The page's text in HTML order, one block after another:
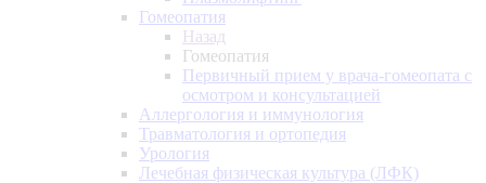
Гомеопатия
Назад
Гомеопатия
Первичный прием у врача-гомеопата с
осмотром и консультацией
Аллергология и иммунология
Травматология и ортопедия
Урология
Лечебная физическая культура (ЛФК)